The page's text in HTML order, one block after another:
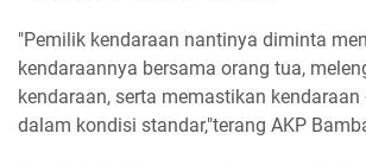
"Pemilik kendaraan nantinya diminta
kendaraannya bersama orang tua,
kendaraan, serta memastikan
dalam kondisi standar,"terang AKP